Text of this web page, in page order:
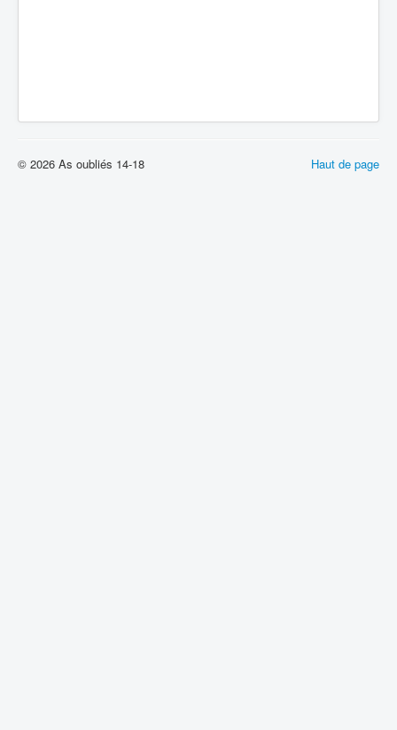
Haut de page
© 2026 As oubliés 14-18